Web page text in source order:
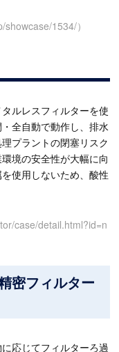
1534/）
ルレスフィルターを使
全自動で動作し、排水
プラントの閉塞リスク
境の安全性が大幅に向
使用しないため、酸性
case/detail.html?id=n
密フィルター
応じてフィルターろ過